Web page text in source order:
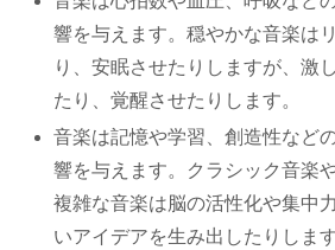
響を与えます。穏やかな音楽は
り、安眠させたりしますが、激
たり、覚醒させたりします。
音楽は記憶や学習、創造性など
響を与えます。クラシック音楽
複雑な音楽は脳の活性化や集中
いアイデアを生み出したりします